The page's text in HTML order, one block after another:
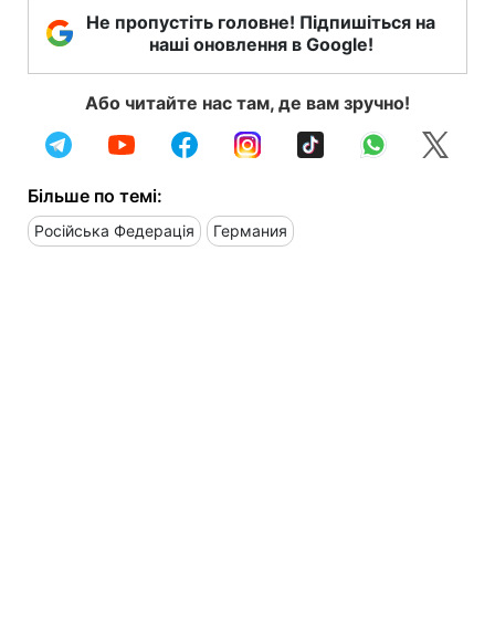
Не пропустіть головне! Підпишіться на
наші оновлення в Google!
Або читайте нас там, де вам зручно!
Більше по темі:
Російська Федерація Германия